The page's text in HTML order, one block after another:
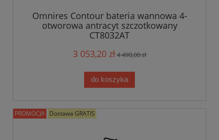
Omnires Contour bateria wannowa 4-
otworowa antracyt szczotkowany
CT8032AT
3 053,20 zł4 490,00 zł
do koszyka
PROMOCJA Dostawa GRATIS